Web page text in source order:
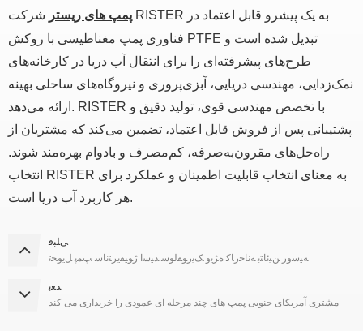
پمپ های ریستر شرکت RISTER به یک پیشرو قابل اعتماد در
فناوری پمپ مغناطیسی با روکش PTFE تبدیل شده است و
طرح‌های پیشرفته‌ای را برای انتقال آب دریا در کارخانه‌های
نمک‌زدایی، مهندسی دریایی، آبزی‌پروری و نیروگاه‌های ساحلی بهینه
ارائه می‌دهد. RISTER با تخصص مهندسی قوی، تولید دقیق و
پشتیبانی پس از فروش قابل اعتماد، تضمین می‌کند که مشتریان از
راه‌حل‌های مقرون‌به‌صرفه، کم‌مصرف و بادوام بهره‌مند شوند.
انتخاب RISTER به معنای انتخاب قابلیت اطمینان و عملکرد برای
هر کاربرد آب دریا است.
ﯽﻠﺒﻗ
ﻪﯿﺳﻭﺭ ﻦﯿﺋﺎﺘﺑ ﻪﻧﺎﺧﺭﺎﮐ ﻩﮋﯾﻭ ﮏﯾﺭﻮﻔﻟﻮﺳ ﺪﯿﺳﺍ ﮊﻮﯿﻔﯾﺮﺘﻧﺎﺳ ﭗﻤﭘ ﻞﯾﻮﺤﺗ
ﺪﻌﺑ
مشتری آمریکای جنوبی پمپ های چند مرحله ای عمودی را خریداری می کند